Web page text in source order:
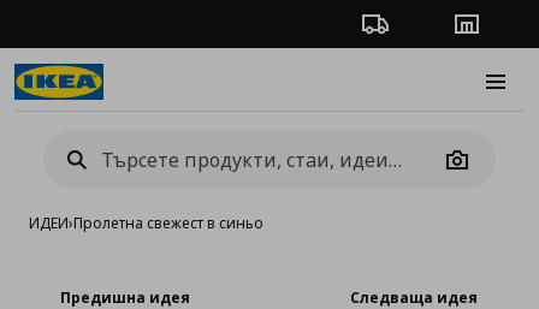
Проследяване на
Camera
ИДЕИ›Пролетна свежест в синьо
Предишна идея Следваща идея